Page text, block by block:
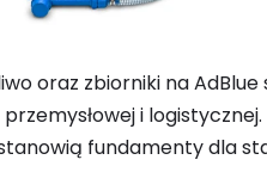
oraz zbiorniki na
i
fundamenty dla